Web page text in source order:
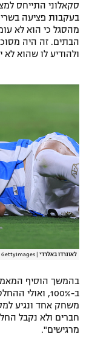
מדיניות פרטיות
תקנון פעילות
רשיון להקרנה
לוח דרושים –
תגיות
המגזין
גיימינג E-Sports
סקאלוני התייחס
בעקבות פציעה
מהסגל כי הוא לא
הבתים. זה היה
ולהודיע לו שהוא
לאונרדו באלרדי GettyImages
בהמשך הוסיף
ב-100%,
משחק אחד ונגיע
חברים ולא נקבל
מרגישים".